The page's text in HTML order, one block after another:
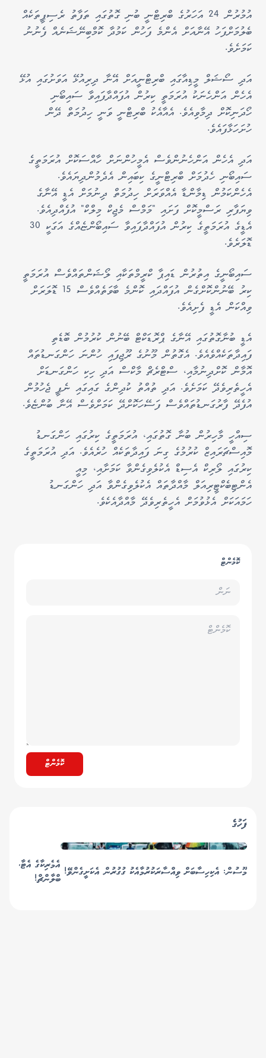
އުމުރުން 24 އަހަރުގެ ބްރިޓްނީ ބުނި ގޮތުގައި ތަފާތު ރެސިޕީތަކެއް
ބެލުމަށްފަހު އޭނާއަށް އެންމެ ފަހުން ކަމުދާ ކޮމްބިނޭޝަނެއް ފެނުނު
ކަމަށެވެ.
އަދި ސޯޝަލް މީޑިއާގައި ބްރިޓްނީއަށް އޭނާ ދިރިއުޅޭ އަވަށުގައި އުޅޭ
އެހެން އަންހެނަކު އުރަމަތީ ކިރުން އުފައްދާފައިވާ ސައިބޯނި
ހޯދަނިކޮށް ދިމާވިއެވެ. އެއާއެކު ބްރިޓްނީ ވަނީ ހިދުމަތް ދޭން
ހުށަހަޅާފައެވެ.
އަދި އެހެން އަންހެނުންވެސް އެމީހުންނަށް ހާއްސަކޮށް އުރަމަތީގެ
ސައިބޯނި ހެދުމަށް ބްރިޓްނީގެ ކިބައިން އެދެމުންދިޔައެވެ.
އެހެންކަމުން ޑިމާންޑާ އެއްވަރަށް ހިދުމަތް ދިނުމަށް އެޑީ އޭނާގެ
ވިޔަފާރި ރަސްމީކޮށް ފަށައި "މަމްސް މެޖިކް މިލްކް" އުފެއްދިއެވެ.
އެޑީގެ އުރަމަތީގެ ކިރުން އުފައްދާފައިވާ ސައިބޯންޏެއްގެ އަގަކީ 30
ޑޮލަރެވެ.
ސައިބޯނީގެ އިތުރުން ޑައިޕާ ކްރީމްތަކާއި ލޯޝަންތައްވެސް އުރަމަތީ
ކިރު ބޭނުންކޮށްގެން އުފައްދައި ކޮންމެ ބާވަތެއްވެސް 15 ޑޮލަރަށް
ވިއްކަން އެޑީ ފެށިއެވެ.
އެޑީ ބުނާގޮތުގައި އޭނާގެ ޕްރޮޑަކްޓް ބޭނުން ކުރުމުން ބޮޑެތި
ފައިދާތަކެއްވެއެވެ. އެގޮތުން މޫނުގެ ރޫޖިފައި ހުންނަ ހަންގަނޑުތައް
އޮމާން ކޮށްދިނުމާއި، ސްޓްރެޗް މާކްސް އަދި ހިކި ހަންގަނޑަށް
އެހީތެރިވެދޭ ކަމަށެވެ. އަދި ތުއްތު ކުދިންގެ ގައިގައި ނެޕީ ޖެހުމުން
އުފެދޭ ފާރުގަނޑުތައްވެސް ފަސޭހަކޮށްދޭ ކަމަށްވެސް އޭނާ ބުންޏެވެ.
ސިއްހީ މާހިރުން ބުނާ ގޮތުގައި، އުރަމަތީގެ ކިރުގައި ހަންގަނޑު
މޮއިސްޗަރައިޒް ކުރުމުގެ ގިނަ ފައިދާތަކެއް ހުރެއެވެ. އަދި އުރަމަތީގެ
ކިރުގައި ލޯރިކް އެސިޑް އެކުލެވިގެންވާ ކަމަށާއި، މިއީ
އެންޓިބެކްޓީރިއަލް މާއްދާތައް އެކުލެވިގެންވާ އަދި ހަންގަނޑު
ހަމައަކަށް އެޅުވުމަށް އެހީތެރިވެދޭ މާއްދާއެކެވެ.
ކޮމެންޓް
ކޮމެންޓް
ފަހުގެ
މޫސުން: އެކިހިސާބަށް ވިއްސާރަކުރުމާއެކު ގުގުރުން އެކަށީގެންވޭ!
އެމެރިކާގެ އެޓާނީ
ބްލާންޗް!